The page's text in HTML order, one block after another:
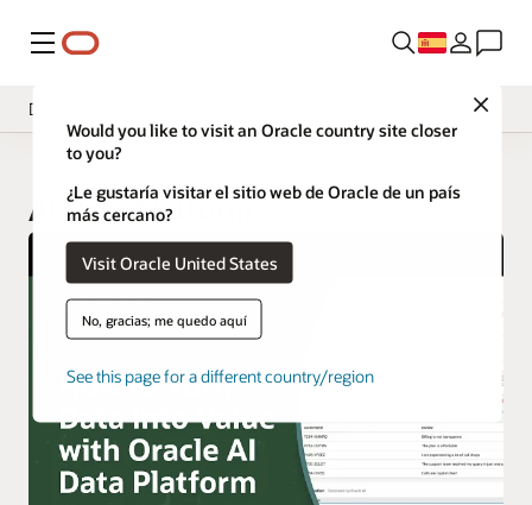
Menú
Close
Would you like to visit an Oracle country site closer
to you?
¿Le gustaría visitar el sitio web de Oracle de un país
más cercano?
Visit Oracle United States
No, gracias; me quedo aquí
See this page for a different country/region
Descripción general
AI Data Platform